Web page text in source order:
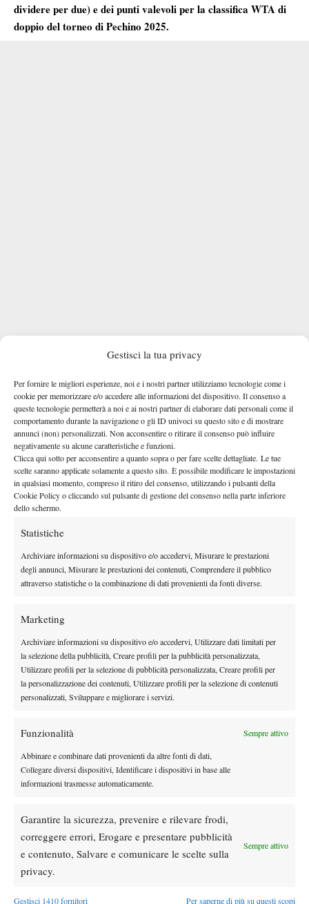
Gestisci la tua privacy
Per fornire le migliori esperienze, noi e i nostri partner utilizziamo tecnologie come i
cookie per memorizzare e/o accedere alle informazioni del dispositivo. Il consenso a
queste tecnologie permetterà a noi e ai nostri partner di elaborare dati personali come il
comportamento durante la navigazione o gli ID univoci su questo sito e di mostrare
annunci (non) personalizzati. Non acconsentire o ritirare il consenso può influire
negativamente su alcune caratteristiche e funzioni.
Clicca qui sotto per acconsentire a quanto sopra o per fare scelte dettagliate. Le tue
scelte saranno applicate solamente a questo sito. È possibile modificare le impostazioni
in qualsiasi momento, compreso il ritiro del consenso, utilizzando i pulsanti della
Cookie Policy o cliccando sul pulsante di gestione del consenso nella parte inferiore
dello schermo.
Statistiche
Archiviare informazioni su dispositivo e/o accedervi, Misurare le prestazioni
degli annunci, Misurare le prestazioni dei contenuti, Comprendere il pubblico
attraverso statistiche o la combinazione di dati provenienti da fonti diverse.
Marketing
Archiviare informazioni su dispositivo e/o accedervi, Utilizzare dati limitati per
la selezione della pubblicità, Creare profili per la pubblicità personalizzata,
Utilizzare profili per la selezione di pubblicità personalizzata, Creare profili per
la personalizzazione dei contenuti, Utilizzare profili per la selezione di contenuti
personalizzati, Sviluppare e migliorare i servizi.
Funzionalità Sempre attivo
Abbinare e combinare dati provenienti da altre fonti di dati,
Collegare diversi dispositivi, Identificare i dispositivi in base alle
informazioni trasmesse automaticamente.
Garantire la sicurezza, prevenire e rilevare frodi,
correggere errori, Erogare e presentare pubblicità
e contenuto, Salvare e comunicare le scelte sulla
privacy.
Sempre attivo
Gestisci 1410 fornitori Per saperne di più su questi scopi
dividere per due) e dei punti valevoli per la classifica WTA di
doppio del torneo di Pechino 2025.
ERRANI/PAOLINI VINCONO IL TORNEO
CORSA ALLE FINALS: CLASSIFICHE AGGIORNATE
TUTTE LE ENTRY LIST AGGIORNATE
MONTEPREMI DOPPIO WTA 1000
PECHINO 2025
PRIMO TURNO –$ 19.050 (10 punti)
SECONDO TURNO –$ 34.850 (120 punti)
QUARTI DI FINALE –$ 65.000 (215 punti)
FINALISTI –
VINCITORI –$ 457.150 (1000 punti)
DI TENDENZA
News
Masters 1000 Cincinnati 2026: forfait di
Quinn, Sonego entra nel tabellone
Masters 1000 Cincinnati 2026: a che ora e
dove vedere il sorteggio del tabellone
Rusedski sul futuro di Alcaraz: “Non
giocherà lo US Open, forse non lo vedremo